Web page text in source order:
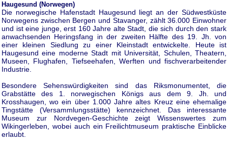
Haugesund (Norwegen)
Die norwegische Hafenstadt Haugesund liegt an der Südwestküste
Norwegens zwischen Bergen und Stavanger, zählt 36.000 Einwohner
und ist eine junge, erst 160 Jahre alte Stadt, die sich durch den stark
anwachsenden Heringsfang in der zweiten Hälfte des 19. Jh. von
einer kleinen Siedlung zu einer Kleinstadt entwickelte. Heute ist
Haugesund eine moderne Stadt mit Universität, Schulen, Theatern,
Museen, Flughafen, Tiefseehafen, Werften und fischverarbeitender
Industrie.
Besondere Sehenswürdigkeiten sind das Riksmonumentet, die
Grabstätte des 1. norwegischen Königs aus dem 9. Jh. und
Krosshaugen, wo ein über 1.000 Jahre altes Kreuz eine ehemalige
Tingstätte (Versammlungsstätte) kennzeichnet. Das interessante
Museum zur Nordvegen-Geschichte zeigt Wissenswertes zum
Wikingerleben, wobei auch ein Freilichtmuseum praktische Einblicke
erlaubt.